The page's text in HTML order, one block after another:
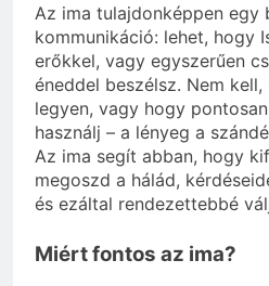
Az ima tulajdonképpen egy
kommunikáció: lehet, hogy
erőkkel, vagy egyszerűen
éneddel beszélsz. Nem
legyen, vagy hogy
használj – a lényeg a
Az ima segít abban, hogy
megoszd a hálád,
és ezáltal rendezettebbé
Miért fontos az ima?